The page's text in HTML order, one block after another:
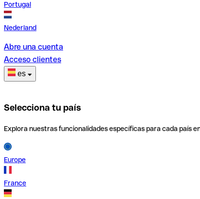
Portugal
Nederland
Abre una cuenta
Acceso clientes
es
Selecciona tu país
Explora nuestras funcionalidades específicas para cada país
Europe
France